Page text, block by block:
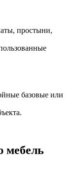
простыни,
базовые или
мебель